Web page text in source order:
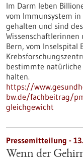
Im Darm leben
vom Immunsystem
gehalten und sind
Bern, vom Inselspital
bestimmte natürliche
halten.
https://
bw.de/fachbeitrag/
gleichgewicht
Pressemitteilung -
Wenn der